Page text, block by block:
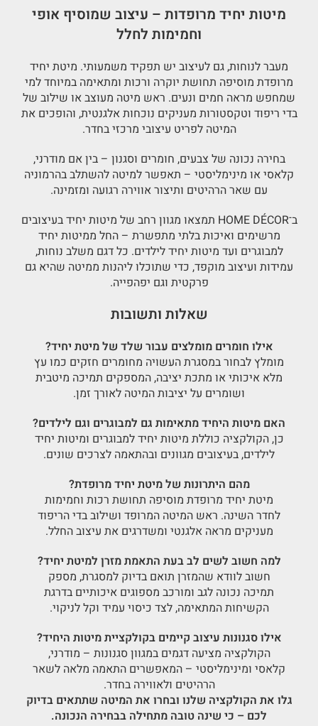
מיטות יחיד מרופדות – עיצוב שמוסיף אופי
וחמימות לחלל
מעבר לנוחות, גם לעיצוב יש תפקיד משמעותי. מיטת יחיד
מרופדת מוסיפה תחושת יוקרה ורכות ומתאימה במיוחד למי
שמחפש מראה חמים ונעים. ראש מיטה מעוצב או שילוב של
בדי ריפוד וטקסטורות מעניקים נוכחות אלגנטית, והופכים את
המיטה לפריט עיצובי מרכזי בחדר.
בחירה נכונה של צבעים, חומרים וסגנון – בין אם מודרני,
קלאסי או מינימליסטי – תאפשר למיטה להשתלב בהרמוניה
עם שאר הרהיטים ותיצור אווירה רגועה ומזמינה.
ב־HOME DÉCOR תמצאו מגוון רחב של מיטות יחיד בעיצובים
מרשימים ואיכות בלתי מתפשרת – החל ממיטות יחיד
למבוגרים ועד מיטות יחיד לילדים. כל דגם משלב נוחות,
עמידות ועיצוב מוקפד, כדי שתוכלו ליהנות ממיטה שהיא גם
פרקטית וגם יפהפייה.
שאלות ותשובות
אילו חומרים מומלצים עבור שלד של מיטת יחיד?
מומלץ לבחור במסגרת העשויה מחומרים חזקים כמו עץ
מלא איכותי או מתכת יציבה, המספקים תמיכה מיטבית
ושומרים על יציבות המיטה לאורך זמן.
האם מיטות היחיד מתאימות גם למבוגרים וגם לילדים?
כן, הקולקציה כוללת מיטות יחיד למבוגרים ומיטות יחיד
לילדים, בעיצובים מגוונים ובהתאמה לצרכים שונים.
מהם היתרונות של מיטת יחיד מרופדת?
מיטת יחיד מרופדת מוסיפה תחושת רכות וחמימות
לחדר השינה. ראש המיטה המרופד ושילוב בדי הריפוד
מעניקים מראה אלגנטי ומשדרגים את עיצוב החלל.
למה חשוב לשים לב בעת התאמת מזרן למיטת יחיד?
חשוב לוודא שהמזרן תואם בדיוק למסגרת, מספק
תמיכה נכונה לגב ומורכב מספוגים איכותיים בדרגת
הקשיחות המתאימה, לצד כיסוי עמיד וקל לניקוי.
אילו סגנונות עיצוב קיימים בקולקציית מיטות היחיד?
הקולקציה מציעה דגמים במגוון סגנונות – מודרני,
קלאסי ומינימליסטי – המאפשרים התאמה מלאה לשאר
הרהיטים ולאווירה בחדר.
גלו את הקולקציה שלנו ובחרו את המיטה שתתאים בדיוק
לכם – כי שינה טובה מתחילה בבחירה הנכונה.